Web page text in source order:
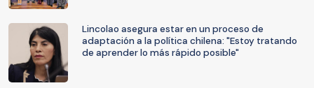
Lincolao asegura estar en un proceso de
adaptación a la política chilena: "Estoy tratando
de aprender lo más rápido posible"